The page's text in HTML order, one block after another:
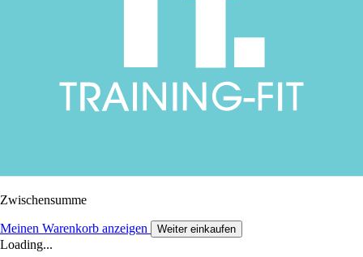
Zwischensumme
Meinen Warenkorb anzeigen Weiter einkaufen
Loading...